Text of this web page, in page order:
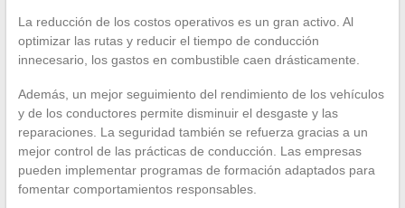
La reducción de los costos operativos es un gran activo. Al
optimizar las rutas y reducir el tiempo de conducción
innecesario, los gastos en combustible caen drásticamente.
Además, un mejor seguimiento del rendimiento de los vehículos
y de los conductores permite disminuir el desgaste y las
reparaciones. La seguridad también se refuerza gracias a un
mejor control de las prácticas de conducción. Las empresas
pueden implementar programas de formación adaptados para
fomentar comportamientos responsables.